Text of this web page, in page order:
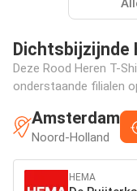
Dichtsbijzijnde
Deze Rood Heren T-
onderstaande filialen
Amsterdam
Noord-Holland
HEMA